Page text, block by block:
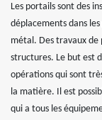
Les portails sont des
déplacements dans
métal. Des travaux de
structures. Le but est
opérations qui sont
la matière. Il est
qui a tous les